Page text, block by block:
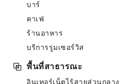
บาร์
คาเฟ่
ร้านอาหาร
บริการรูมเซอร์วิส
พื้นที่สาธารณะ
อินเทอร์เน็ตไร้สายส่วนกลาง